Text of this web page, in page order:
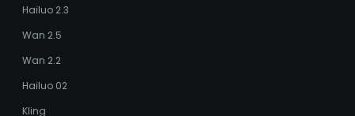
Hailuo 2.3
Wan 2.5
Wan 2.2
Hailuo 02
Kling